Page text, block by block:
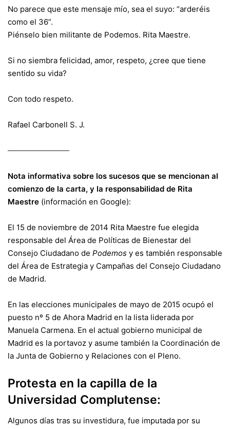
No parece que este mensaje mío, sea el suyo: “arderéis
como el 36”.
Piénselo bien militante de Podemos. Rita Maestre.
Si no siembra felicidad, amor, respeto, ¿cree que tiene
sentido su vida?
Con todo respeto.
Rafael Carbonell S. J.
————————
Nota informativa sobre los sucesos que se mencionan al
comienzo de la carta, y la responsabilidad de Rita
Maestre (información en Google):
El 15 de noviembre de 2014 Rita Maestre fue elegida
responsable del Área de Políticas de Bienestar del
Consejo Ciudadano de Podemos y es también responsable
del Área de Estrategia y Campañas del Consejo Ciudadano
de Madrid.
En las elecciones municipales de mayo de 2015 ocupó el
puesto nº 5 de Ahora Madrid en la lista liderada por
Manuela Carmena. En el actual gobierno municipal de
Madrid es la portavoz y asume también la Coordinación de
la Junta de Gobierno y Relaciones con el Pleno.
Protesta en la capilla de la
Universidad Complutense:
Algunos días tras su investidura, fue imputada por su